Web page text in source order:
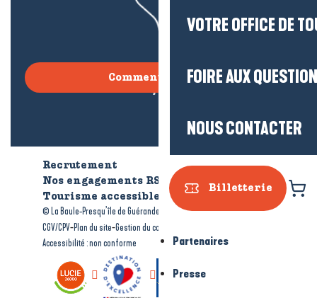
VOTRE OFFICE DE
FOIRE AUX
NOUS CONTACTER
Billetterie
Partenaires
Presse
Comment venir ?
Recrutement
Qui sommes-nous ?
Nos engagements RSE
Tourisme accessible
© La Baule-Presqu’île de Guérande tourisme-Mentions légales-
CGV/CPV-Plan du site-Gestion du consentement
Accessibilité : non conforme